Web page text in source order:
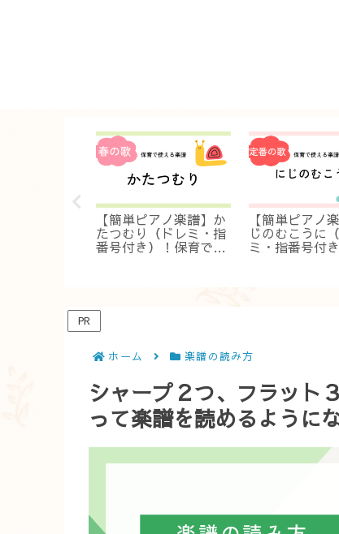
【簡単ピアノ楽譜】か
たつむり（ドレミ・指
番号付き）！保育です
【簡単ピアノ
じのむこうに
ミ・指番号付
ホーム 楽譜の読み方
PR
シャープ２つ、フラット
って楽譜を読めるように